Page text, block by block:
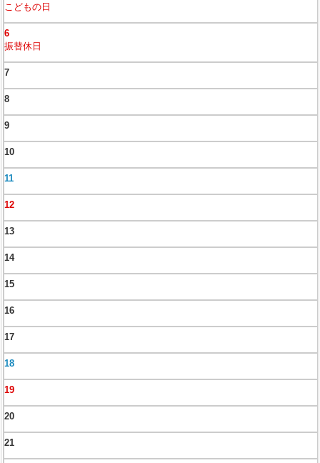
こどもの日
6
振替休日
7
8
9
10
11
12
13
14
15
16
17
18
19
20
21